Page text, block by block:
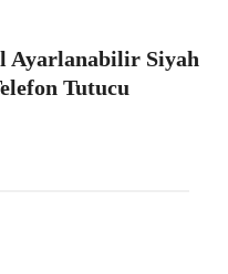
Ayarlanabilir Siyah
Tutucu